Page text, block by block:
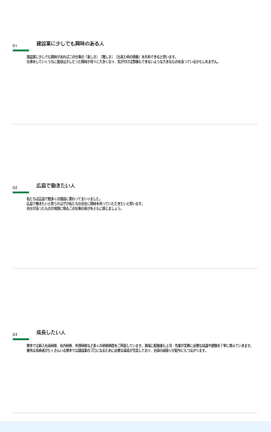
01 建設業に少しでも興味のある人
建設業に少しでも興味があればこの仕事の「楽しさ」「難しさ」「出来た時の感動」を共有できると思います。
仕事をしていくうちに最初は少しだった興味が徐々に大きくなり、気が付けば想像もできないような大きなものを造っているかもしれません。
02 広島で働きたい人
私たちは広島で数多くの建設に携わってまいりました。
広島で働きたいと思う方はぜひ私たちの会社に興味を持っていただきたいと思います。
自分が造ったものが地図に残るこの仕事の喜びをともに感じましょう。
03 成長したい人
栗本では新入社員研修、社内研修、外部研修など多くの研修制度をご用意しています。現場に配属後も上司・先輩が実務に必要な知識や経験を丁寧に教えていきます。
優秀な技術者がたくさんいる栗本では建設業のプロになるために必要な環境が充実しており、自身の頑張りが給与にもつながります。